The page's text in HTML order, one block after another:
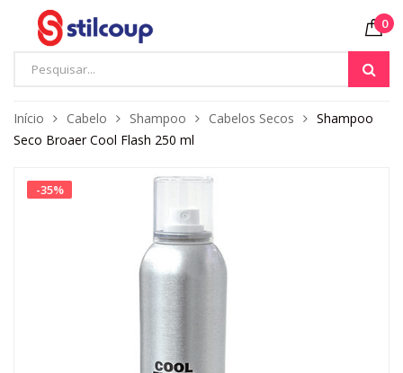
0
Início Cabelo Shampoo Cabelos Secos
Shampoo
Seco Broaer Cool Flash 250 ml
-35%